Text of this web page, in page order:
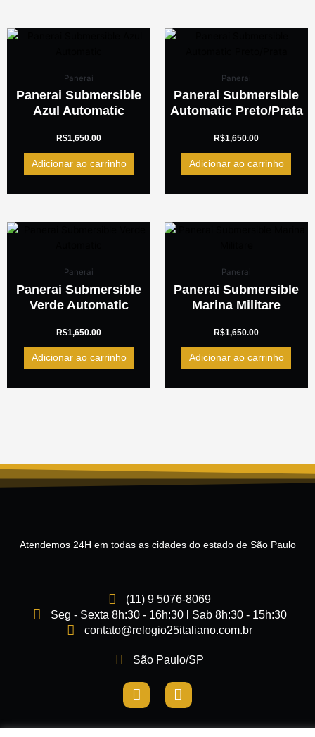
Panerai
Panerai Submersible
Azul Automatic
R$1,650.00
Adicionar ao carrinho
Panerai
Panerai Submersible
Automatic Preto/Prata
R$1,650.00
Adicionar ao carrinho
Panerai
Panerai Submersible
Verde Automatic
R$1,650.00
Adicionar ao carrinho
Panerai
Panerai Submersible
Marina Militare
R$1,650.00
Adicionar ao carrinho
Atendemos 24H em todas as cidades do estado de São Paulo
(11) 9 5076-8069
Seg - Sexta 8h:30 - 16h:30 l Sab 8h:30 - 15h:30
contato@relogio25italiano.com.br
São Paulo/SP
I
n
t
F
a
e